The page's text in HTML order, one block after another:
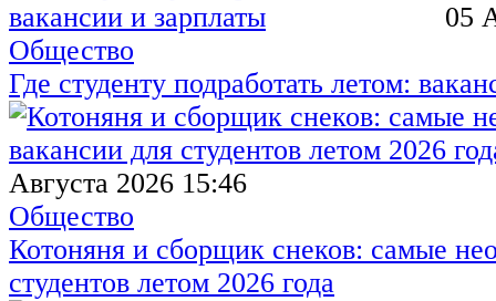
05
Общество
Где студенту подработать летом:
Августа 2026 15:46
Общество
Котоняня и сборщик снеков: самые
студентов летом 2026 года